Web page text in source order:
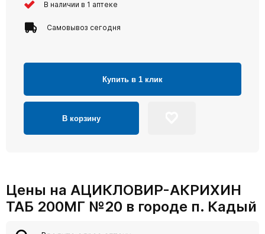
В наличии в 1 аптеке
Самовывоз сегодня
Купить в 1 клик
В корзину
Цены на АЦИКЛОВИР-АКРИХИН
ТАБ 200МГ №20 в городе п. Кадый